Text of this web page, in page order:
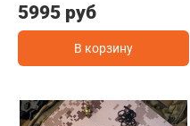
5995 руб
В корзину